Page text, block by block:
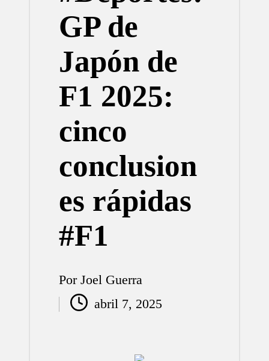
GP de
Japón de
F1 2025:
cinco
conclusion
es rápidas
#F1
Publicado
por
Por Joel Guerra
abril 7, 2025